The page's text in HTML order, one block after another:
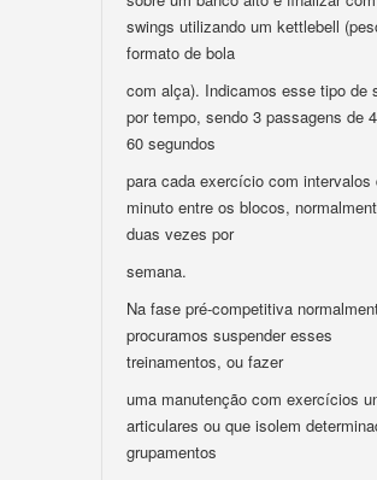
swings utilizando um kettlebell
formato de bola
com alça). Indicamos esse tipo de
por tempo, sendo 3 passagens de
60 segundos
para cada exercício com intervalos
minuto entre os blocos,
duas vezes por
semana.
Na fase pré-competitiva
procuramos suspender esses
treinamentos, ou fazer
uma manutenção com exercícios
articulares ou que isolem
grupamentos